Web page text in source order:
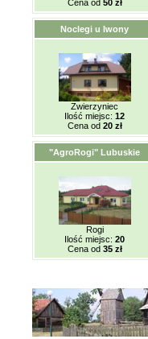
Cena od 50 zł
Noclegi u Iwony
Zwierzyniec
Ilość miejsc: 12
Cena od 20 zł
"AgroRogi" Lubuskie
Rogi
Ilość miejsc: 20
Cena od 35 zł